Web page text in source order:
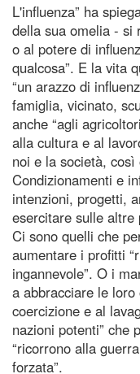
L'influenza” ha
della sua omelia - si
o al potere di
qualcosa”. E la vita
“un arazzo di
famiglia, vicinato,
anche “agli
alla cultura e al
noi e la società, così
Condizionamenti e
intenzioni, progetti,
esercitare sulle altre
Ci sono quelli che
aumentare i profitti
ingannevole”. O i
a abbracciare le
coercizione e al
nazioni potenti” che
“ricorrono alla
forzata”.